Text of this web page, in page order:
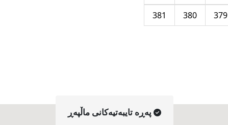
379
380
381
په‌ڕه‌ تایبه‌تیه‌کانی ماڵپه‌ڕ